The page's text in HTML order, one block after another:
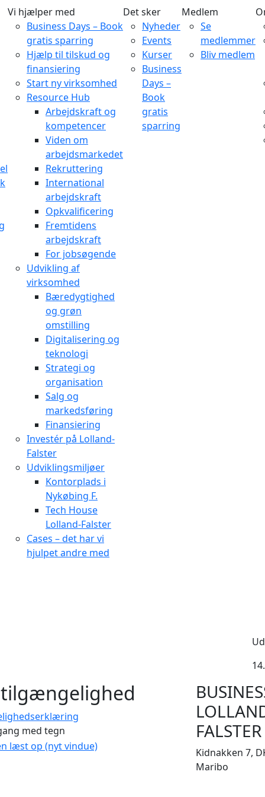
Vi hjælper med
Business Days – Book
gratis sparring
Hjælp til tilskud og
finansiering
Start ny virksomhed
Resource Hub
Arbejdskraft og
kompetencer
Viden om
arbejdsmarkedet
Rekruttering
International
arbejdskraft
Opkvalificering
Fremtidens
arbejdskraft
For jobsøgende
Udvikling af
virksomhed
Bæredygtighed
og grøn
omstilling
Digitalisering og
teknologi
Strategi og
organisation
Salg og
markedsføring
Finansiering
Investér på Lolland-
Falster
Udviklingsmiljøer
Kontorplads i
Nykøbing F.
Tech House
Lolland-Falster
Cases – det har vi
hjulpet andre med
Det sker
Nyheder
Events
Kurser
Business
Days –
Book
gratis
sparring
Medlem
Se
medlemmer
Bliv medlem
med tegn
læst op (nyt vindue)
FALSTER
Kidnakken 7,
Maribo